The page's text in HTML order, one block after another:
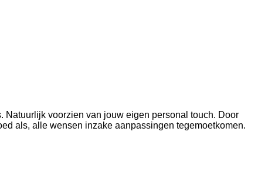
voorzien van jouw eigen personal touch. Door
als, alle wensen inzake aanpassingen tegemoetkomen.